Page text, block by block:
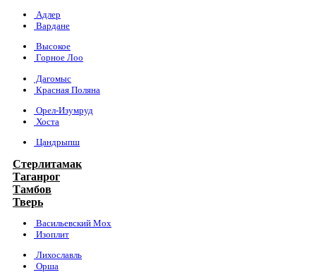
Адлер
Вардане
Высокое
Горное Лоо
Дагомыс
Красная Поляна
Орел-Изумруд
Хоста
Цандрыпш
Стерлитамак
Таганрог
Тамбов
Тверь
Васильевский Мох
Изоплит
Лихославль
Орша